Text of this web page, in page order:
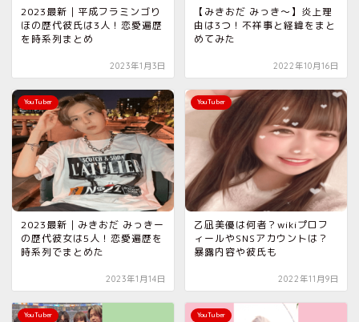
2023最新｜平成フラミンゴり
ほの歴代彼氏は3人！恋愛遍歴
を時系列まとめ
2023年1月3日
【みきおだ みっき〜】炎上理
由は3つ！不祥事と経緯をまと
めてみた
2022年10月16日
YouTuber
2023最新｜みきおだ みっきー
の歴代彼女は5人！恋愛遍歴を
時系列でまとめた
2023年1月14日
YouTuber
乙凪美優は何者？wikiプロフ
ィールやSNSアカウントは？
暴露内容や彼氏も
2022年11月9日
YouTuber YouTuber